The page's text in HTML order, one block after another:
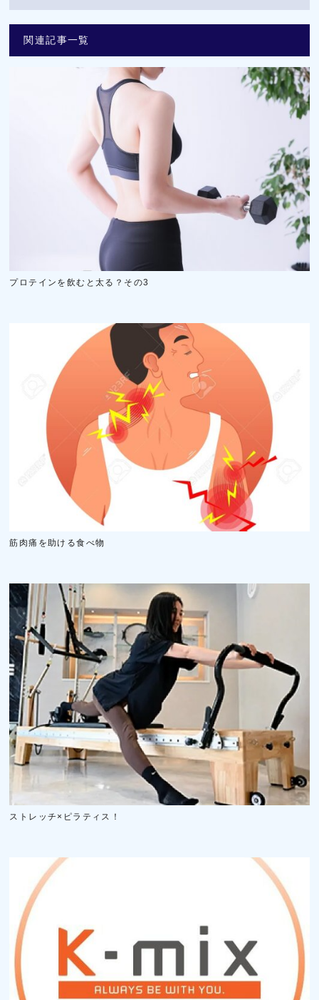
関連記事一覧
プロテインを飲むと太る？その3
筋肉痛を助ける食べ物
ストレッチ×ピラティス！